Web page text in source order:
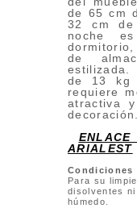
de 65 cm
32 cm de
noche
de
estilizada.
de 13 kg
requiere
atractiva
decoración.
ARIALEST
Condiciones
Para su
disolventes
húmedo.